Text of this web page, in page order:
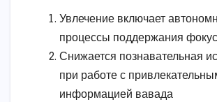
Увлечение включает
процессы поддержания
Снижается познавательная
при работе с
информацией вавада